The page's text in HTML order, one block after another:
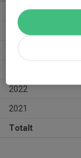
2026
2025
2022
2021
Totalt